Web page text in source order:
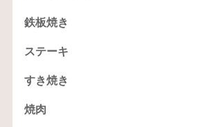
鉄板焼き
ステーキ
すき焼き
焼肉